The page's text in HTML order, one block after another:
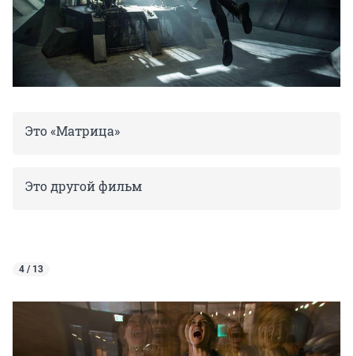
Это «Матрица»
Это другой фильм
4 / 13